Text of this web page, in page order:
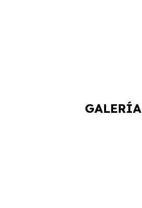
GALERÍA